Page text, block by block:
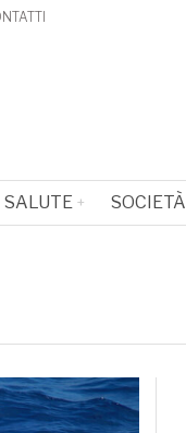
SALUTE SOCIETÀ